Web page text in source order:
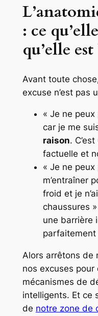
: ce
qu’elle
Avant toute
excuse n’est pas
« Je ne
car je me
raison.
factuelle et
« Je ne
m’entraîner
froid et je
chaussures
une barrière
parfaitement
Alors arrêtons de
nos excuses pour
mécanismes de
intelligents. Et ce
de notre zone de